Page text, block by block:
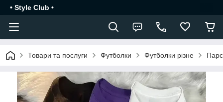
• Style Club •
Товари та послуги Футболки Футболки різне